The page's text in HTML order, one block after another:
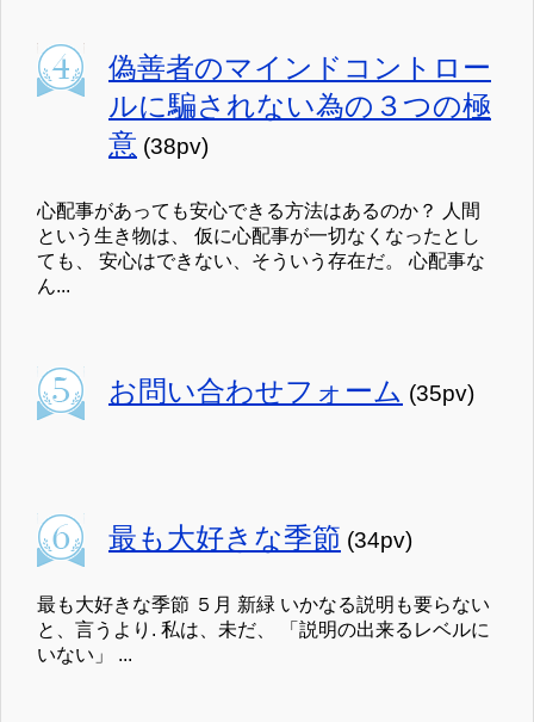
偽善者のマインドコントロー
ルに騙されない為の３つの極
意 (38pv)
心配事があっても安心できる方法はあるのか？ 人間
という生き物は、 仮に心配事が一切なくなったとし
ても、 安心はできない、そういう存在だ。 心配事な
ん...
お問い合わせフォーム (35pv)
最も大好きな季節 (34pv)
最も大好きな季節 ５月 新緑 いかなる説明も要らない
と、言うより. 私は、未だ、 「説明の出来るレベルに
いない」 ...